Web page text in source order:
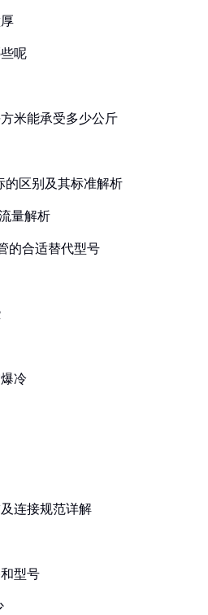
呢
米能承受多少公斤
的区别及其标准解析
量解析
的合适替代型号
冷
连接规范详解
型号